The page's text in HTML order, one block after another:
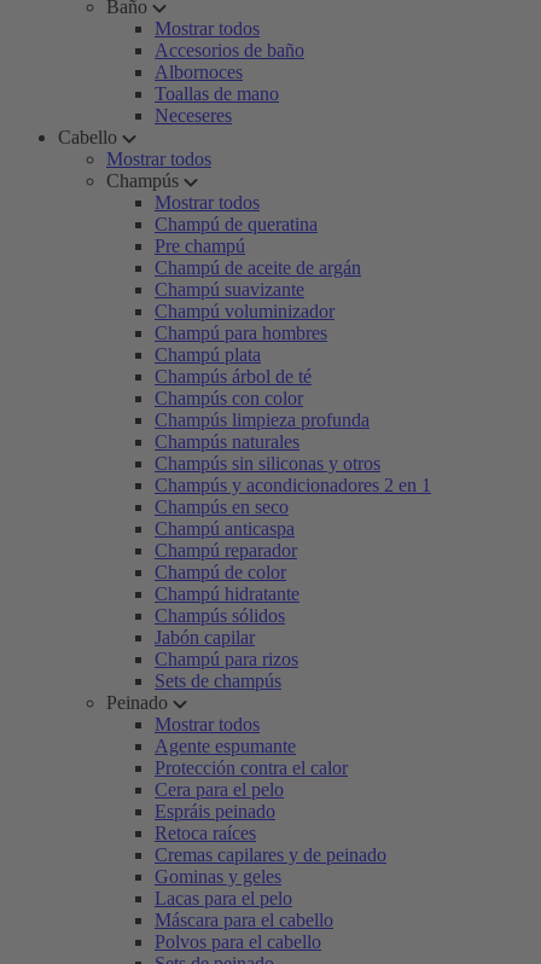
Baño
Mostrar todos
Accesorios de baño
Albornoces
Toallas de mano
Neceseres
Cabello
Mostrar todos
Champús
Mostrar todos
Champú de queratina
Pre champú
Champú de aceite de argán
Champú suavizante
Champú voluminizador
Champú para hombres
Champú plata
Champús árbol de té
Champús con color
Champús limpieza profunda
Champús naturales
Champús sin siliconas y otros
Champús y acondicionadores 2 en 1
Champús en seco
Champú anticaspa
Champú reparador
Champú de color
Champú hidratante
Champús sólidos
Jabón capilar
Champú para rizos
Sets de champús
Peinado
Mostrar todos
Agente espumante
Protección contra el calor
Cera para el pelo
Espráis peinado
Retoca raíces
Cremas capilares y de peinado
Gominas y geles
Lacas para el pelo
Máscara para el cabello
Polvos para el cabello